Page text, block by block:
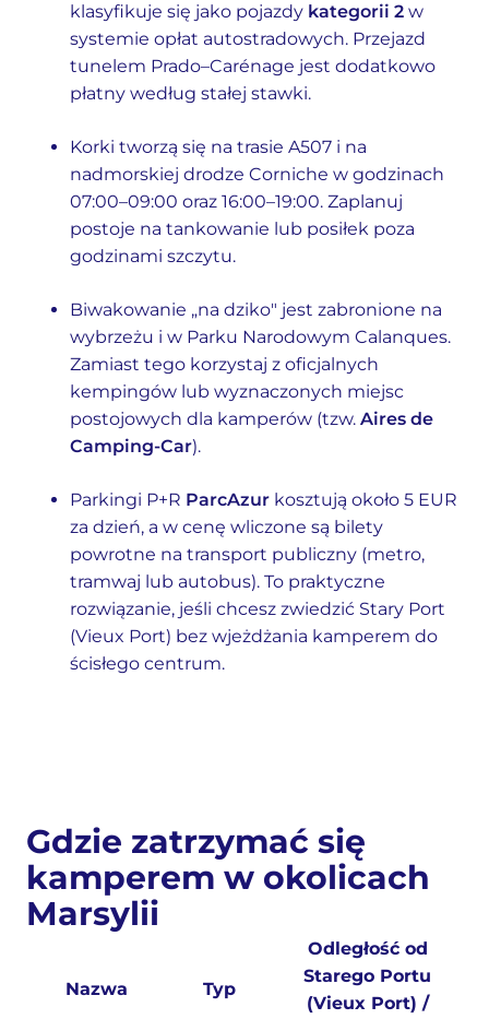
klasyfikuje się jako pojazdy kategorii 2 w
systemie opłat autostradowych. Przejazd
tunelem Prado–Carénage jest dodatkowo
płatny według stałej stawki.
Korki tworzą się na trasie A507 i na
nadmorskiej drodze Corniche w godzinach
07:00–09:00 oraz 16:00–19:00. Zaplanuj
postoje na tankowanie lub posiłek poza
godzinami szczytu.
Biwakowanie „na dziko" jest zabronione na
wybrzeżu i w Parku Narodowym Calanques.
Zamiast tego korzystaj z oficjalnych
kempingów lub wyznaczonych miejsc
postojowych dla kamperów (tzw. Aires de
Camping-Car).
Parkingi P+R ParcAzur kosztują około 5 EUR
za dzień, a w cenę wliczone są bilety
powrotne na transport publiczny (metro,
tramwaj lub autobus). To praktyczne
rozwiązanie, jeśli chcesz zwiedzić Stary Port
(Vieux Port) bez wjeżdżania kamperem do
ścisłego centrum.
Gdzie zatrzymać się
kamperem w okolicach
Marsylii
Nazwa Typ
Odległość od
Starego Portu
(Vieux Port) /